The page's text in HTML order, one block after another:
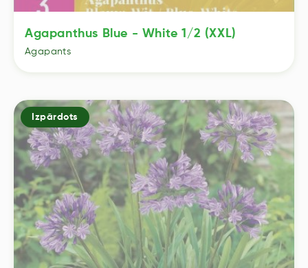
Agapanthus Blue - White 1/2 (XXL)
Agapants